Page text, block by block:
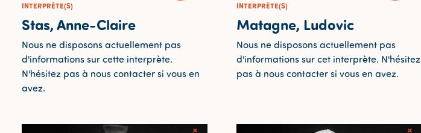
INTERPRÈTE(S)
Stas, Anne-Claire
Nous ne disposons actuellement pas
d'informations sur cette interprète.
N'hésitez pas à nous contacter si vous en
avez.
INTERPRÈTE(S)
Matagne, Ludovic
Nous ne disposons actuellement pas
d'informations sur cet interprète. N'hésitez
pas à nous contacter si vous en avez.